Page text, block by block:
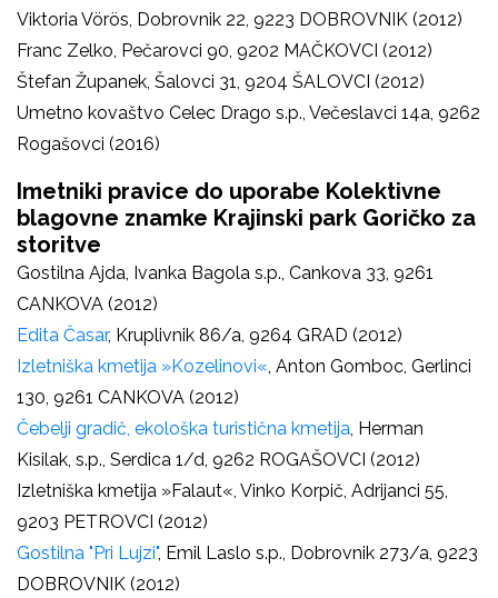
Viktoria Vörös, Dobrovnik 22, 9223 DOBROVNIK (2012)
Franc Zelko, Pečarovci 90, 9202 MAČKOVCI (2012)
Štefan Županek, Šalovci 31, 9204 ŠALOVCI (2012)
Umetno kovaštvo Celec Drago s.p., Večeslavci 14a, 9262
Rogašovci (2016)
Imetniki pravice do uporabe Kolektivne
blagovne znamke Krajinski park Goričko za
storitve
Gostilna Ajda, Ivanka Bagola s.p., Cankova 33, 9261
CANKOVA (2012)
Edita Časar, Kruplivnik 86/a, 9264 GRAD (2012)
Izletniška kmetija »Kozelinovi«, Anton Gomboc, Gerlinci
130, 9261 CANKOVA (2012)
Čebelji gradič, ekološka turistična kmetija, Herman
Kisilak, s.p., Serdica 1/d, 9262 ROGAŠOVCI (2012)
Izletniška kmetija »Falaut«, Vinko Korpič, Adrijanci 55,
9203 PETROVCI (2012)
Gostilna "Pri Lujzi", Emil Laslo s.p., Dobrovnik 273/a, 9223
DOBROVNIK (2012)